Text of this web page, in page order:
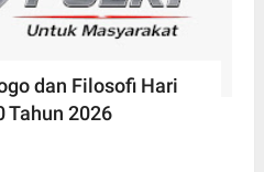
dan Filosofi Hari
Tahun 2026